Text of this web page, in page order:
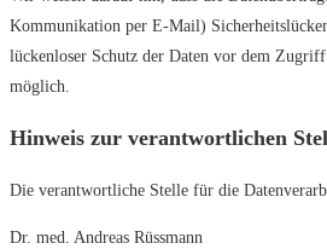
Kommunikation per E-Mail)
lückenloser Schutz der Daten vor dem
möglich.
Hinweis zur verantwortlichen
Die verantwortliche Stelle für die
Dr. med. Andreas Rüssmann